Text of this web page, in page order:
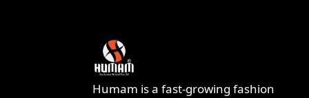
Humam is a fast-growing fashion